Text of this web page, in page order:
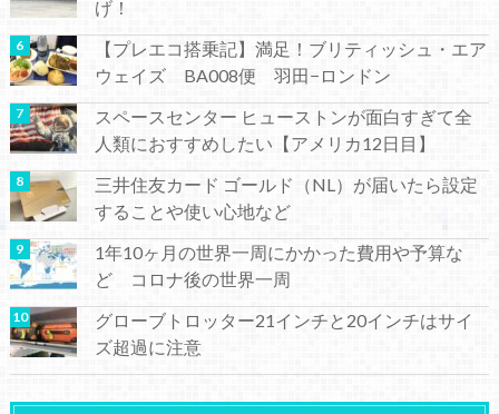
げ！
【プレエコ搭乗記】満足！ブリティッシュ・エア
ウェイズ BA008便 羽田−ロンドン
スペースセンター ヒューストンが面白すぎて全
人類におすすめしたい【アメリカ12日目】
三井住友カード ゴールド（NL）が届いたら設定
することや使い心地など
1年10ヶ月の世界一周にかかった費用や予算な
ど コロナ後の世界一周
グローブトロッター21インチと20インチはサイ
ズ超過に注意